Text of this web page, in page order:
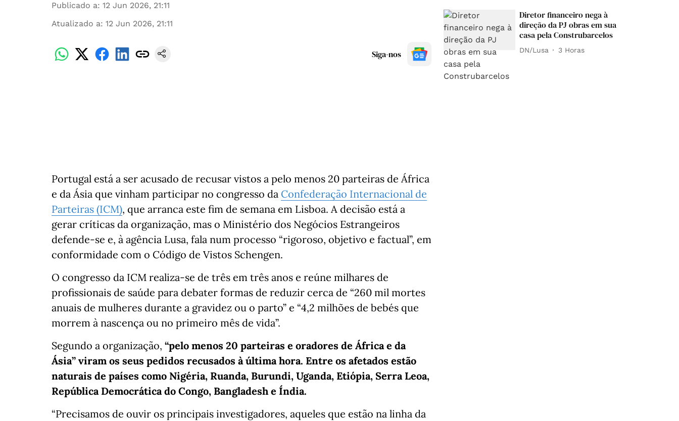
Publicado a: 12 Jun 2026, 21:11
Atualizado a: 12 Jun 2026, 21:11
Siga-nos
Portugal está a ser acusado de recusar vistos a pelo menos 20 parteiras de África
e da Ásia que vinham participar no congresso da Confederação Internacional de
Parteiras (ICM), que arranca este fim de semana em Lisboa. A decisão está a
gerar críticas da organização, mas o Ministério dos Negócios Estrangeiros
defende-se e, à agência Lusa, fala num processo “rigoroso, objetivo e factual”, em
conformidade com o Código de Vistos Schengen.
O congresso da ICM realiza-se de três em três anos e reúne milhares de
profissionais de saúde para debater formas de reduzir cerca de “260 mil mortes
anuais de mulheres durante a gravidez ou o parto” e “4,2 milhões de bebés que
morrem à nascença ou no primeiro mês de vida”.
Segundo a organização, “pelo menos 20 parteiras e oradores de África e da
Ásia” viram os seus pedidos recusados à última hora. Entre os afetados estão
naturais de países como Nigéria, Ruanda, Burundi, Uganda, Etiópia, Serra Leoa,
República Democrática do Congo, Bangladesh e Índia.
“Precisamos de ouvir os principais investigadores, aqueles que estão na linha da
Diretor financeiro nega à
direção da PJ obras em sua
casa pela Construbarcelos
DN/Lusa 3 Horas